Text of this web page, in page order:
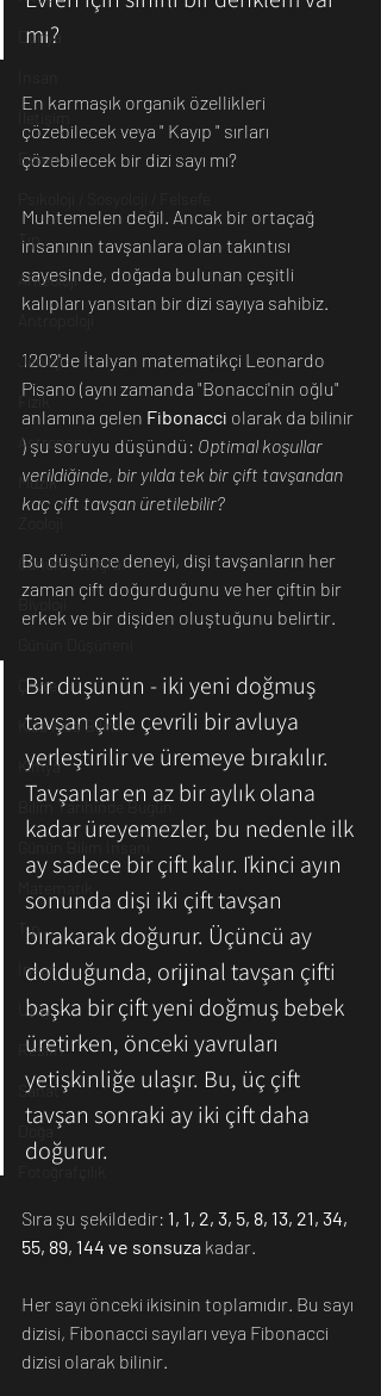
Dünya
Evren
Tıp
Arkeoloji
Antropoloji
Jeoloji
Fizik
Astronomi
Müzik
Günün Fotoğrafı
Çevre
Kısa Kısa Bilim
Kimya
Bilim Tarihinde Bugün
Günün Bilim İnsanı
Tıp
İnsan
Uzay
Resim
Sanat
Doğa
Fotoğrafçılık
mı?
En karmaşık organik özellikleri
çözebilecek veya " Kayıp " sırları
çözebilecek bir dizi sayı mı?
Muhtemelen değil. Ancak bir ortaçağ
insanının tavşanlara olan takıntısı
sayesinde, doğada bulunan çeşitli
kalıpları yansıtan bir dizi sayıya sahibiz.
1202'de İtalyan matematikçi Leonardo
Pisano (aynı zamanda "Bonacci'nin oğlu"
anlamına gelen Fibonacci olarak da bilinir
) şu soruyu düşündü: Optimal koşullar
verildiğinde, bir yılda tek bir çift tavşandan
kaç çift tavşan üretilebilir?
Bu düşünce deneyi, dişi tavşanların her
zaman çift doğurduğunu ve her çiftin bir
erkek ve bir dişiden oluştuğunu belirtir.
Bir düşünün - iki yeni doğmuş
tavşan çitle çevrili bir avluya
yerleştirilir ve üremeye bırakılır.
Tavşanlar en az bir aylık olana
kadar üreyemezler, bu nedenle ilk
ay sadece bir çift kalır. İkinci ayın
sonunda dişi iki çift tavşan
bırakarak doğurur. Üçüncü ay
dolduğunda, orijinal tavşan çifti
başka bir çift yeni doğmuş bebek
üretirken, önceki yavruları
yetişkinliğe ulaşır. Bu, üç çift
tavşan sonraki ay iki çift daha
doğurur.
Sıra şu şekildedir: 1, 1, 2, 3, 5, 8, 13, 21, 34,
55, 89, 144 ve sonsuza kadar.
Her sayı önceki ikisinin toplamıdır. Bu sayı
dizisi, Fibonacci sayıları veya Fibonacci
dizisi olarak bilinir.